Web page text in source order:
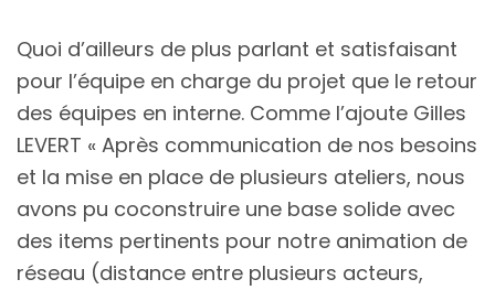
Quoi d’ailleurs de plus parlant et satisfaisant
pour l’équipe en charge du projet que le retour
des équipes en interne. Comme l’ajoute Gilles
LEVERT « Après communication de nos besoins
et la mise en place de plusieurs ateliers, nous
avons pu coconstruire une base solide avec
des items pertinents pour notre animation de
réseau (distance entre plusieurs acteurs,